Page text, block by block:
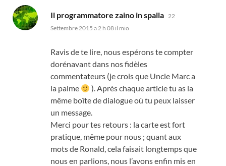
Il programmatore zaino in spalla dice:
22
Settembre 2015 a 2 h 08 il mio
Ravis de te lire, nous espérons te compter
dorénavant dans nos fidèles
commentateurs (je crois que Uncle Marc a
la palme
).Après chaque article tu as la
même boîte de dialogue où tu peux laisser
un message.
Merci pour tes retours : la carte est fort
pratique, même pour nous ; quant aux
mots de Ronald,cela faisait longtemps que
nous en parlions, nous l’avons enfin mis en